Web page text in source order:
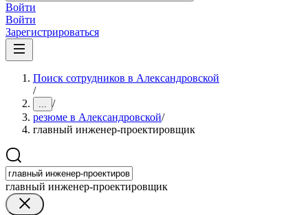
Войти
Войти
Зарегистрироваться
Поиск сотрудников в Александровской
/
... /
резюме в Александровской/
главный инженер-проектировщик
главный инженер-проектировщик